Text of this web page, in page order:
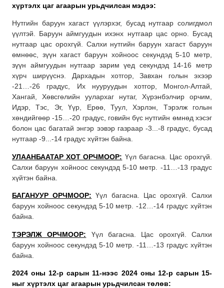
хүртэлх цаг агаарын урьдчилсан мэдээ:
Нутгийн баруун хагаст үүлэрхэг, бусад нутгаар солигдмол
үүлтэй. Баруун аймгуудын ихэнх нутгаар цас орно. Бусад
нутгаар цас орохгүй. Салхи нутгийн баруун хагаст баруун
өмнөөс, зүүн хагаст баруун хойноос секундэд 5-10 метр,
зүүн аймгуудын нутгаар зарим үед секундэд 14-16 метр
хүрч ширүүснэ. Дархадын хотгор, Завхан голын эхээр
-21…-26 градус, Их нууруудын хотгор, Монгол-Алтай,
Хангай, Хөвсгөлийн уулархаг нутаг, Хүрэнбэлчир орчим,
Идэр, Тэс, Эг, Үүр, Ерөө, Туул, Хэрлэн, Тэрэлж голын
хөндийгөөр -15…-20 градус, говийн бүс нутгийн өмнөд хэсэг
болон цас багатай энгэр ээвэр газраар -3...-8 градус, бусад
нутгаар -9...-14 градус хүйтэн байна.
УЛААНБААТАР ХОТ ОРЧМООР: Үүл багасна. Цас орохгүй.
Салхи баруун хойноос секундэд 5-10 метр. -11…-13 градус
хүйтэн байна.
БАГАНУУР ОРЧМООР: Үүл багасна. Цас орохгүй. Салхи
баруун хойноос секундэд 5-10 метр. -12…-14 градус хүйтэн
байна.
ТЭРЭЛЖ ОРЧМООР: Үүл багасна. Цас орохгүй. Салхи
баруун хойноос секундэд 5-10 метр. -11…-13 градус хүйтэн
байна.
2024 оны 12-р сарын 11-нээс 2024 оны 12-р сарын 15-
ныг хүртэлх цаг агаарын урьдчилсан төлөв: